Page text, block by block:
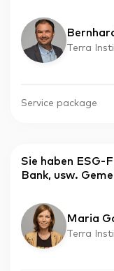
Terra
Service package
Sie haben ESG-
Bank, usw.
Maria
Terra